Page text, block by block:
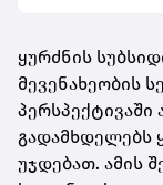
ყურძნის
მევენახეობის
პერსპექტივაში
გადამხდელებს
უჯდებათ. ამის